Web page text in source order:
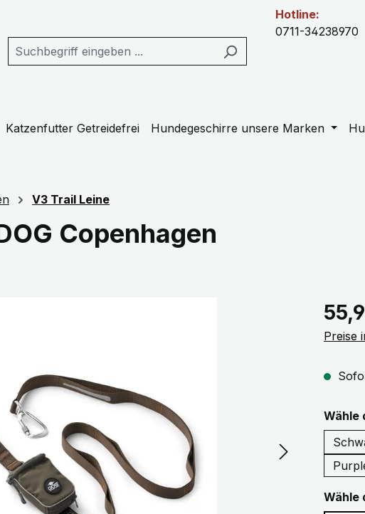
Hotline:
0711-34238970
Katzenfutter Getreidefrei Hundegeschirre unsere Marken
V3 Trail Leine
Copenhagen
Preise
Wähle
Wähle